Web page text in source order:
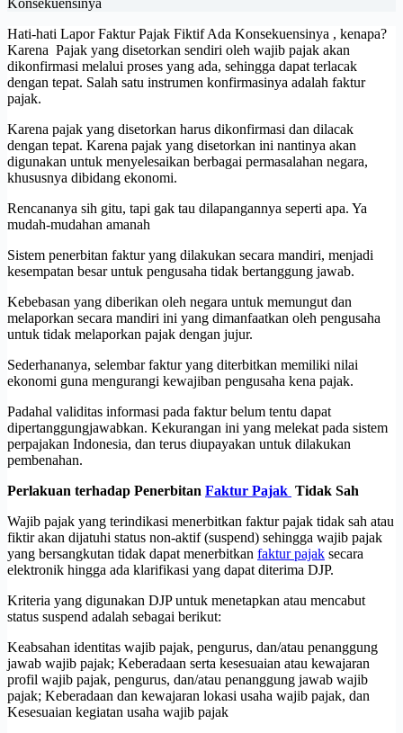
Hati-hati Lapor Faktur Pajak Fiktif Ada Konsekuensinya , kenapa?
Karena Pajak yang disetorkan sendiri oleh wajib pajak akan
dikonfirmasi melalui proses yang ada, sehingga dapat terlacak
dengan tepat. Salah satu instrumen konfirmasinya adalah faktur
pajak.
Karena pajak yang disetorkan harus dikonfirmasi dan dilacak
dengan tepat. Karena pajak yang disetorkan ini nantinya akan
digunakan untuk menyelesaikan berbagai permasalahan negara,
khususnya dibidang ekonomi.
Rencananya sih gitu, tapi gak tau dilapangannya seperti apa. Ya
mudah-mudahan amanah
Sistem penerbitan faktur yang dilakukan secara mandiri, menjadi
kesempatan besar untuk pengusaha tidak bertanggung jawab.
Kebebasan yang diberikan oleh negara untuk memungut dan
melaporkan secara mandiri ini yang dimanfaatkan oleh pengusaha
untuk tidak melaporkan pajak dengan jujur.
Sederhananya, selembar faktur yang diterbitkan memiliki nilai
ekonomi guna mengurangi kewajiban pengusaha kena pajak.
Padahal validitas informasi pada faktur belum tentu dapat
dipertanggungjawabkan. Kekurangan ini yang melekat pada sistem
perpajakan Indonesia, dan terus diupayakan untuk dilakukan
pembenahan.
Perlakuan terhadap Penerbitan Faktur Pajak Tidak Sah
Wajib pajak yang terindikasi menerbitkan faktur pajak tidak sah atau
fiktir akan dijatuhi status non-aktif (suspend) sehingga wajib pajak
yang bersangkutan tidak dapat menerbitkan faktur pajak secara
elektronik hingga ada klarifikasi yang dapat diterima DJP.
Kriteria yang digunakan DJP untuk menetapkan atau mencabut
status suspend adalah sebagai berikut:
Keabsahan identitas wajib pajak, pengurus, dan/atau penanggung
jawab wajib pajak; Keberadaan serta kesesuaian atau kewajaran
profil wajib pajak, pengurus, dan/atau penanggung jawab wajib
pajak; Keberadaan dan kewajaran lokasi usaha wajib pajak, dan
Kesesuaian kegiatan usaha wajib pajak